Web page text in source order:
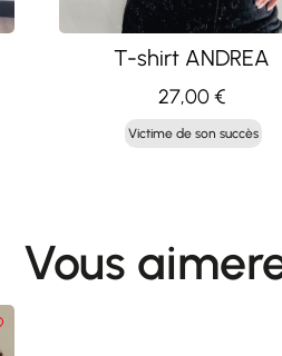
T-shirt ANDREA
27,00€
Victime de son succès
Vous